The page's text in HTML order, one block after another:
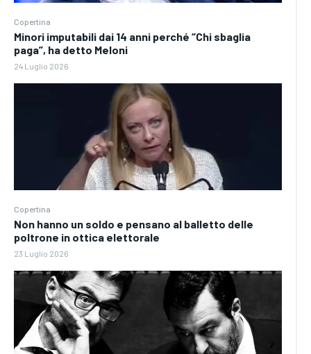
Copertina
Minori imputabili dai 14 anni perché “Chi sbaglia
paga”, ha detto Meloni
24 Luglio 2026
Copertina
Non hanno un soldo e pensano al balletto delle
poltrone in ottica elettorale
23 Luglio 2026